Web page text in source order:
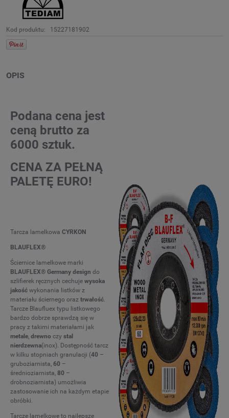
Kod produktu: 15227181902
OPIS
Podana cena jest
ceną brutto za
6000 sztuk.
CENA ZA PEŁNĄ
PALETĘ EURO!
Tarcza lamelkowa CYRKON
BLAUFLEX®
Ściernice lamelkowe marki
BLAUFLEX® Germany design do
szlifierek ręcznych cechuje wysoka
jakość wykonania listków z
materiału ściernego oraz trwałość.
Tarcze Blaufluex typu listkowego
bardzo dobrze sprawdzą się w
pracy z takimi materiałami jak
metale, drewno czy stal
nierdzewna(inox). Dostępność tarcz
w kilku stopniach granulacji (40 –
gruboziarnista, 60 –
średnioziarnista, 80 –
drobnoziarnista) umożliwia
zastosowanie ich na każdym etapie
obróbki.
Tarcze lamelkowe to najlepsze